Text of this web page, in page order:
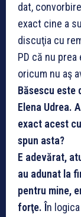
dat,
exact cine a
discuţia cu
PD că nu
oricum nu aş
Băsescu este
Elena Udrea.
exact acest
spun asta?
E adevărat,
au adunat la
pentru mine,
forţe. În